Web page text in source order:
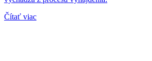
Čítať viac